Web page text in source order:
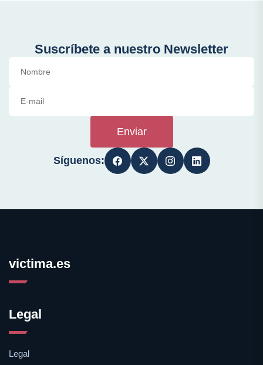
Suscríbete a nuestro Newsletter
Enviar
Síguenos:
victima.es
Legal
Legal